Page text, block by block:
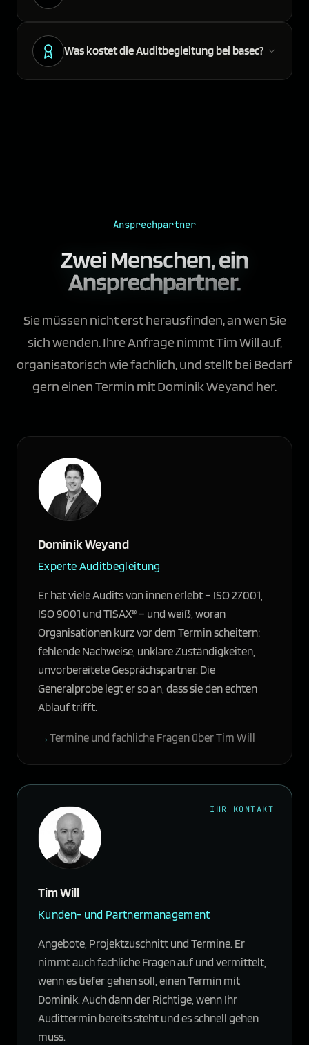
Was kostet die Auditbegleitung bei basec?
Ansprechpartner
Zwei Menschen,ein
Ansprechpartner.
Sie müssen nicht erst herausfinden, an wen Sie
sich wenden. Ihre Anfrage nimmt Tim Will auf,
organisatorisch wie fachlich, und stellt bei Bedarf
gern einen Termin mit Dominik Weyand her.
Dominik Weyand
Experte Auditbegleitung
Er hat viele Audits von innen erlebt – ISO 27001,
ISO 9001 und TISAX® – und weiß, woran
Organisationen kurz vor dem Termin scheitern:
fehlende Nachweise, unklare Zuständigkeiten,
unvorbereitete Gesprächspartner. Die
Generalprobe legt er so an, dass sie den echten
Ablauf trifft.
Termine und fachliche Fragen über Tim Will
IHR KONTAKT
Tim Will
Kunden- und Partnermanagement
Angebote, Projektzuschnitt und Termine. Er
nimmt auch fachliche Fragen auf und vermittelt,
wenn es tiefer gehen soll, einen Termin mit
Dominik. Auch dann der Richtige, wenn Ihr
Audittermin bereits steht und es schnell gehen
muss.